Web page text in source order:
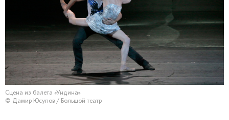
Сцена из балета «Ундина»
© Дамир Юсупов / Большой театр